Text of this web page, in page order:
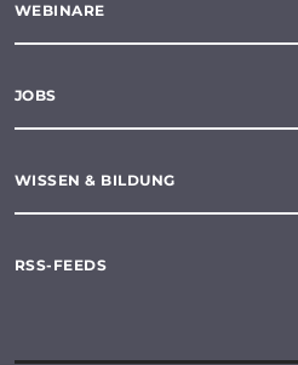
WEBINARE
JOBS
WISSEN & BILDUNG
RSS-FEEDS